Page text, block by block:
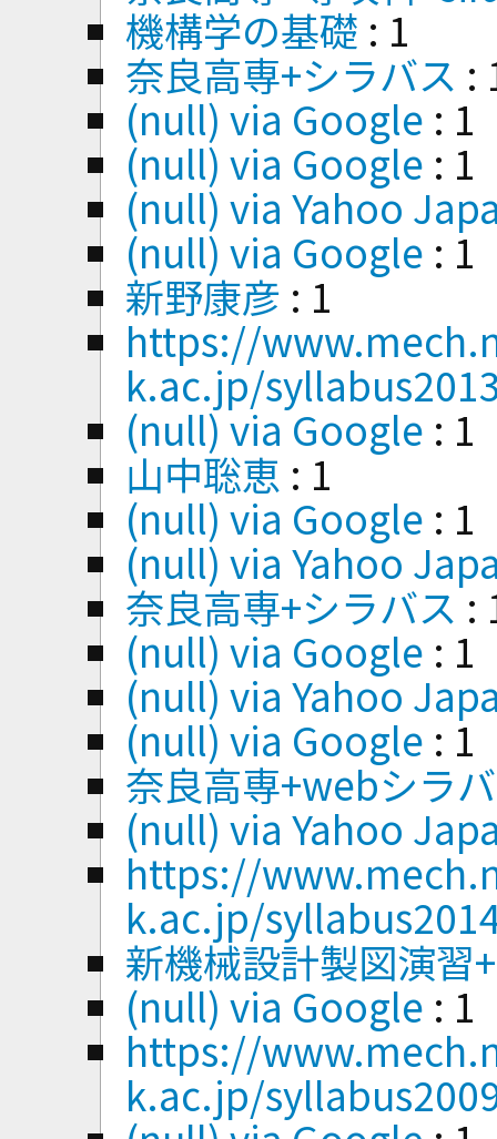
機構学の基礎 : 1
奈良高専+シラバス :
(null) via Google : 1
(null) via Google : 1
(null) via Yahoo
(null) via Google : 1
新野康彦 : 1
https://
k.ac.jp/
(null) via Google : 1
山中聡恵 : 1
(null) via Google : 1
(null) via Yahoo
奈良高専+シラバス:
(null) via Google : 1
(null) via Yahoo
(null) via Google : 1
奈良高専+webシラ
(null) via Yahoo
https://
k.ac.jp/
新機械設計製図演
(null) via Google : 1
https://
k.ac.jp/